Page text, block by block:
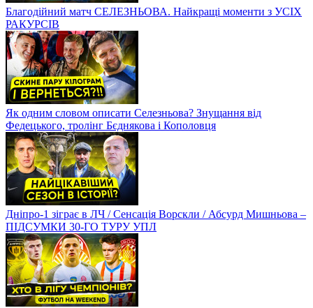
Благодійний матч СЕЛЕЗНЬОВА. Найкращі моменти з УСІХ
РАКУРСІВ
Як одним словом описати Селезньова? Знущання від
Федецького, тролінг Бєднякова і Кополовця
Дніпро-1 зіграє в ЛЧ / Сенсація Ворскли / Абсурд Мишньова –
ПІДСУМКИ 30-ГО ТУРУ УПЛ